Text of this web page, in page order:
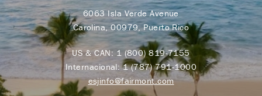
6063 Isla Verde Avenue
Carolina, 00979, Puerto Rico
US & CAN: 1 (800) 819-7155
Internacional:1 (787) 791-1000
esjinfo@fairmont.com